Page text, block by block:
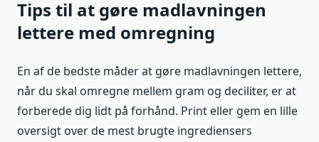
Tips til at gøre madlavningen
lettere med omregning
En af de bedste måder at gøre madlavningen lettere,
når du skal omregne mellem gram og deciliter, er at
forberede dig lidt på forhånd. Print eller gem en lille
oversigt over de mest brugte ingrediensers